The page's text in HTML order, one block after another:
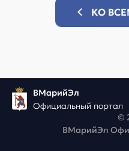
КО
ВМарийЭл
Официальный портал
©
ВМарийЭл